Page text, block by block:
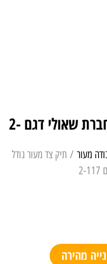
תיק צד מעור גודל בינוני של חברת שאולי דגם 2-
מעור / תיק צד מעור גודל
מהירה